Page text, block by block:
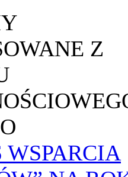
Z
WSPARCIA